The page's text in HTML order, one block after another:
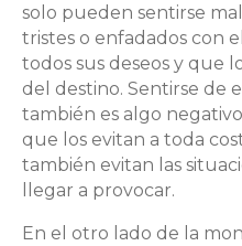
solo pueden sentirse
tristes o enfadados con
todos sus deseos y que
del destino. Sentirse de
también es algo
que los evitan a toda
también evitan las
llegar a provocar.
En el otro lado de la